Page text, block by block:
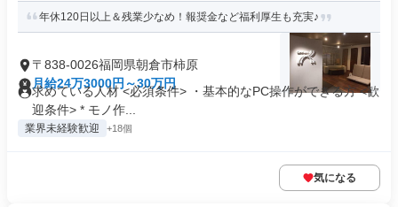
年休120日以上＆残業少なめ！報奨金など福利厚生も充実♪
〒838-0026福岡県朝倉市柿原
月給24万3000円～30万円
求めている人材 <必須条件> ・基本的なPC操作ができる方 <歓
迎条件> * モノ作...
業界未経験歓迎 +18個
気になる